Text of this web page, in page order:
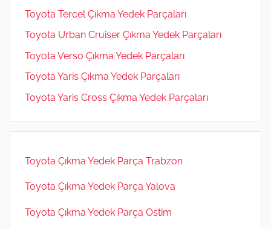
Toyota Tercel Çıkma Yedek Parçaları
Toyota Urban Cruiser Çıkma Yedek Parçaları
Toyota Verso Çıkma Yedek Parçaları
Toyota Yaris Çıkma Yedek Parçaları
Toyota Yaris Cross Çıkma Yedek Parçaları
Toyota Çıkma Yedek Parça Trabzon
Toyota Çıkma Yedek Parça Yalova
Toyota Çıkma Yedek Parça Ostim